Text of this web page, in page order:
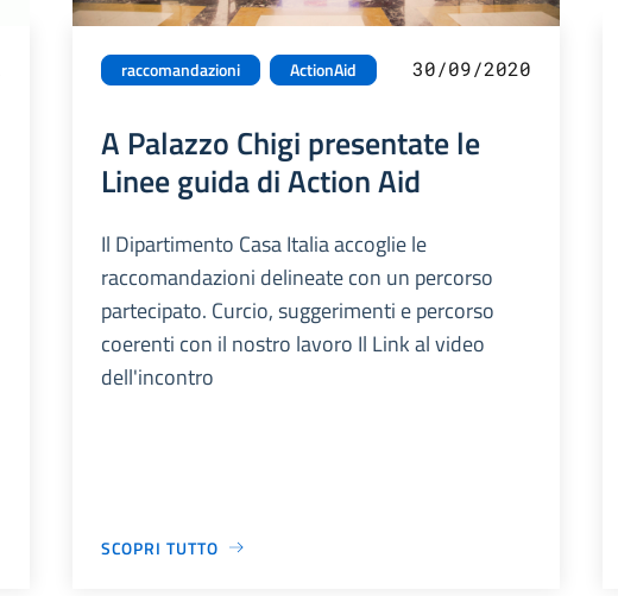
raccomandazioni ActionAid 30/09/2020
A Palazzo Chigi presentate le
Linee guida di Action Aid
Il Dipartimento Casa Italia accoglie le
raccomandazioni delineate con un percorso
partecipato. Curcio, suggerimenti e percorso
coerenti con il nostro lavoro Il Link al video
dell'incontro
SCOPRI TUTTO